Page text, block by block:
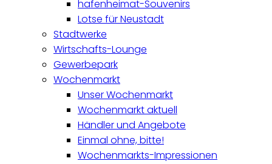
hafenheimat-Souvenirs
Lotse für Neustadt
Stadtwerke
Wirtschafts-Lounge
Gewerbepark
Wochenmarkt
Unser Wochenmarkt
Wochenmarkt aktuell
Händler und Angebote
Einmal ohne, bitte!
Wochenmarkts-Impressionen